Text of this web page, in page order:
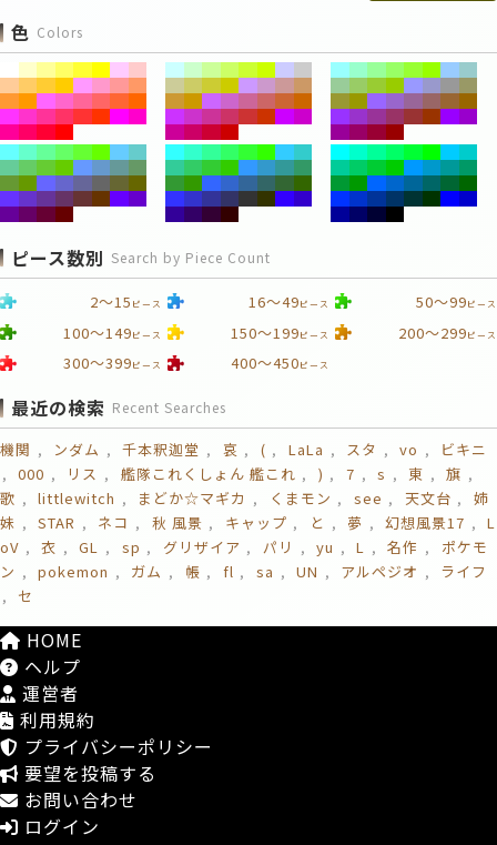
色 Colors
ピース数別 Search by Piece Count
2～15 ピース 16～49ピース 50～99ピース
100～149ピース 150～199ピース 200～299ピース
300～399ピース 400～450ピース
最近の検索 Recent Searches
機関 ンダム 千本釈迦堂 哀 ( LaLa スタ vo
ビキニ
000
リス 艦隊これくしょん 艦これ ) 7 s 東
旗
歌
littlewitch まどか☆マギカ くまモン see 天文台
姉
妹
STAR ネコ 秋 風景 キャップ と 夢 幻想風景17
L
oV
衣 GL sp グリザイア パリ yu L 名作
ポケモ
ン
pokemon ガム 帳 fl sa UN アルペジオ
ライフ
セ
HOME
ヘルプ
運営者
利用規約
プライバシーポリシー
要望を投稿する
お問い合わせ
ログイン